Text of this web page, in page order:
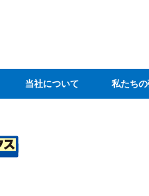
当社について 私たち